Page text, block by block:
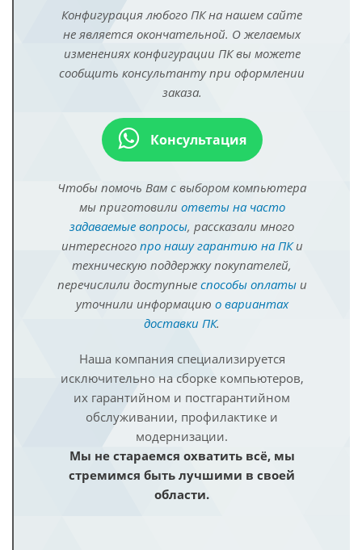
Конфигурация любого ПК на нашем сайте
не является окончательной. О желаемых
изменениях конфигурации ПК вы можете
сообщить консультанту при оформлении
заказа.
Консультация
Чтобы помочь Вам с выбором компьютера
мы приготовили ответы на часто
задаваемые вопросы, рассказали много
интересного про нашу гарантию на ПКи
техническую поддержку покупателей,
перечислили доступные способы оплатыи
уточнили информацию о вариантах
доставки ПК.
Наша компания специализируется
исключительно на сборке компьютеров,
их гарантийном и постгарантийном
обслуживании, профилактике и
модернизации.
Мы не стараемся охватить всё, мы
стремимся быть лучшими в своей
области.